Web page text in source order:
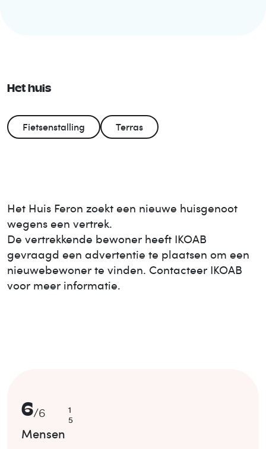
Het huis
Fietsenstalling Terras
Het Huis Feron zoekt een nieuwe huisgenoot
wegens een vertrek.
De vertrekkende bewoner heeft IKOAB
gevraagd een advertentie te plaatsen om een
nieuwebewoner te vinden. Contacteer IKOAB
voor meer informatie.
6/6
1
5
Mensen